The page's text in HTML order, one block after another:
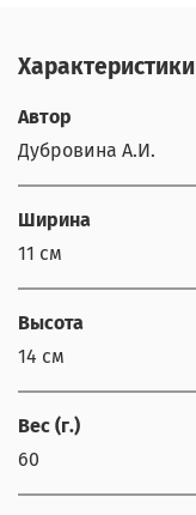
Характеристики
Автор
Дубровина А.И.
Ширина
11 см
Высота
14 см
Вес (г.)
60